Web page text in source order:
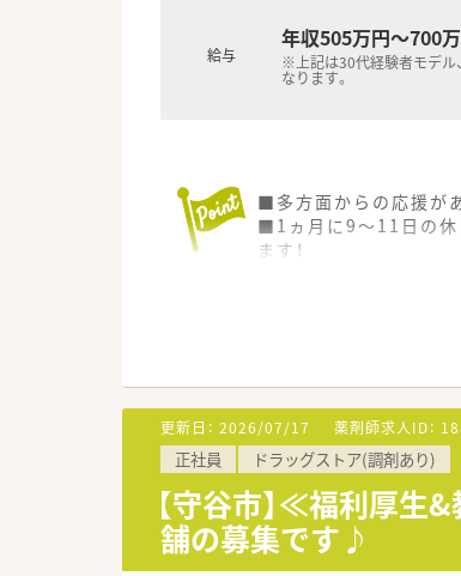
給与
年収505万円～700
※上記は30代経験者モデル
なります。
■多方面からの応援が
■1ヵ月に9～11日の休
ます！
更新日： 2026/07/17 薬剤師求人ID：
正社員 ドラッグストア(調剤あり)
【守谷市】≪福利厚生
舗の募集です♪